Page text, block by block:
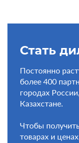
Стать
Постоянно
более 400
городах
Казахстане.
Чтобы
товарах и